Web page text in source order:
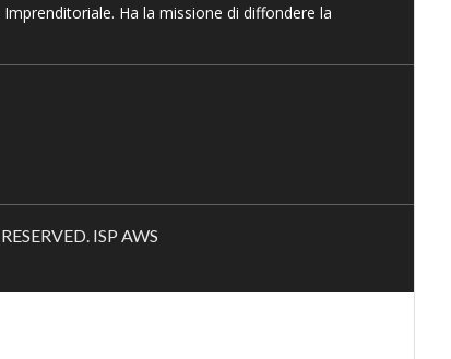
Ha la missione di diffondere la
ISP AWS